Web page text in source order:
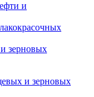
и
зерновых
и зерновых